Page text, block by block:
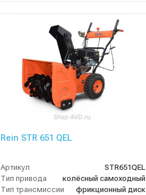
Rein STR 651 QEL
Артикул
STR651QEL
Тип привода
колёсный самоходный
Тип трансмиссии
фрикционный диск